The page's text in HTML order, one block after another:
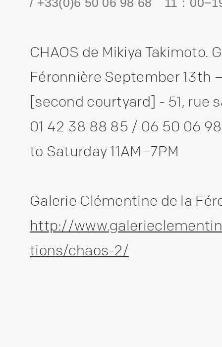
CHAOS de Mikiya Takimoto.
Féronnière September 13th
[second courtyard] - 51, rue
01 42 38 88 85 / 06 50 06
to Saturday 11AM–7PM
Galerie Clémentine de la
http://
tions/chaos-2/